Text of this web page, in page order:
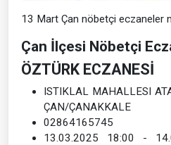
13 Mart Çan nöbetçi eczaneler
Çan İlçesi Nöbetçi
ÖZTÜRK ECZANESİ
ISTIKLAL MAHALLESI
ÇAN/ÇANAKKALE
02864165745
13.03.2025 18:00 -